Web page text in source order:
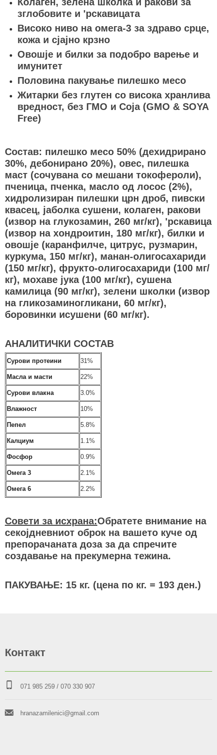
зглобовите и 'рскавицата
Високо ниво на омега-3 за здраво срце,
кожа и сјајно крзно
Овошје и билки за подобро варење и
имунитет
Половина пакување пилешко месо
Житарки без глутен со висока хранлива
вредност, без ГМО и Соја (GMO & SOYA
Free)
Состав: пилешко месо 50% (дехидрирано
30%, дебонирано 20%), овес, пилешка
маст (сочувана со мешани токофероли),
пченица, пченка, масло од лосос (2%),
хидролизиран пилешки црн дроб, пивски
квасец, јаболка сушени, колаген, ракови
(извор на глукозамин, 260 мг/кг), 'рскавица
(извор на хондроитин, 180 мг/кг), билки и
овошје (каранфилче, цитрус, рузмарин,
куркума, 150 мг/кг), манан-олигосахариди
(150 мг/кг), фрукто-олигосахариди (100 мг/
кг), мохаве јука (100 мг/кг), сушена
камилица (90 мг/кг), зелени школки (извор
на гликозаминогликани, 60 мг/кг),
боровинки исушени (60 мг/кг).
АНАЛИТИЧКИ СОСТАВ
Сурови протеини 31%
Масла и масти 22%
Сурови влакна 3.0%
Влажност 10%
Пепел 5.8%
Калциум 1.1%
Фосфор 0.9%
Омега 3 2.1%
Омега 6 2.2%
Совети за исхрана:Обратете внимание на
секојдневниот оброк на вашето куче од
препорачаната доза за да спречите
создавање на прекумерна тежина.
ПАКУВАЊЕ: 15 кг. (цена по кг. = 193 ден.)
Контакт
071 985 259 / 070 330 907
hranazamilenici@gmail.com